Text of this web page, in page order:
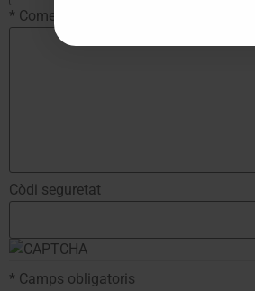
* Comentari
Còdi seguretat
* Camps obligatoris